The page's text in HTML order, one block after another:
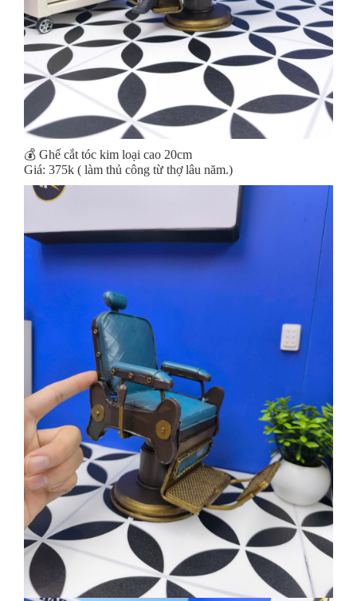
💰 Ghế cắt tóc kim loại cao 20cm
Giá: 375k ( làm thủ công từ thợ lâu năm.)